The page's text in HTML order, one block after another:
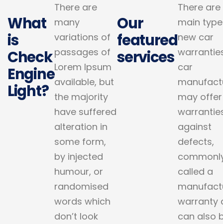
What
is
Check
Engine
Light?
There are
many
variations of
passages of
Lorem Ipsum
available, but
the majority
have suffered
alteration in
some form,
by injected
humour, or
randomised
words which
don’t look
Our
featured
services
There
main
new car
car
may offer
against
defects,
called a
warranty
can also